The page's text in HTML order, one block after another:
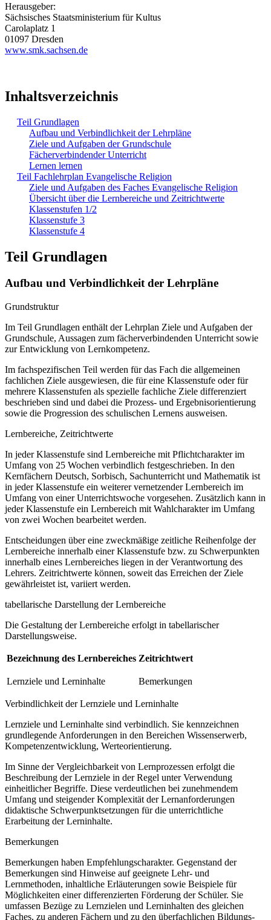
Herausgeber:
Sächsisches Staatsministerium für Kultus
Carolaplatz 1
01097 Dresden
www.smk.sachsen.de
Inhaltsverzeichnis
Teil Grundlagen
Aufbau und Verbindlichkeit der Lehrpläne
Ziele und Aufgaben der Grundschule
Fächerverbindender Unterricht
Lernen lernen
Teil Fachlehrplan Evangelische Religion
Ziele und Aufgaben des Faches Evangelische Religion
Übersicht über die Lernbereiche und Zeitrichtwerte
Klassenstufen 1/2
Klassenstufe 3
Klassenstufe 4
Teil Grundlagen
Aufbau und Verbindlichkeit der Lehrpläne
Grundstruktur
Im Teil Grundlagen enthält der Lehrplan Ziele und Aufgaben der
Grundschule, Aussagen zum fächerverbindenden Unterricht sowie
zur Entwicklung von Lernkompetenz.
Im fachspezifischen Teil werden für das Fach die allgemeinen
fachlichen Ziele ausgewiesen, die für eine Klassenstufe oder für
mehrere Klassenstufen als spezielle fachliche Ziele differenziert
beschrieben sind und dabei die Prozess- und Ergebnisorientierung
sowie die Progression des schulischen Lernens ausweisen.
Lernbereiche, Zeitrichtwerte
In jeder Klassenstufe sind Lernbereiche mit Pflichtcharakter im
Umfang von 25 Wochen verbindlich festgeschrieben. In den
Kernfächern Deutsch, Sorbisch, Sachunterricht und Mathematik ist
in jeder Klassenstufe ein weiterer vernetzender Lernbereich im
Umfang von einer Unterrichtswoche vorgesehen. Zusätzlich kann in
jeder Klassenstufe ein Lernbereich mit Wahlcharakter im Umfang
von zwei Wochen bearbeitet werden.
Entscheidungen über eine zweckmäßige zeitliche Reihenfolge der
Lernbereiche innerhalb einer Klassenstufe bzw. zu Schwerpunkten
innerhalb eines Lernbereiches liegen in der Verantwortung des
Lehrers. Zeitrichtwerte können, soweit das Erreichen der Ziele
gewährleistet ist, variiert werden.
tabellarische Darstellung der Lernbereiche
Die Gestaltung der Lernbereiche erfolgt in tabellarischer
Darstellungsweise.
Bezeichnung des Lernbereiches Zeitrichtwert
Lernziele und Lerninhalte Bemerkungen
Verbindlichkeit der Lernziele und Lerninhalte
Lernziele und Lerninhalte sind verbindlich. Sie kennzeichnen
grundlegende Anforderungen in den Bereichen Wissenserwerb,
Kompetenzentwicklung, Werteorientierung.
Im Sinne der Vergleichbarkeit von Lernprozessen erfolgt die
Beschreibung der Lernziele in der Regel unter Verwendung
einheitlicher Begriffe. Diese verdeutlichen bei zunehmendem
Umfang und steigender Komplexität der Lernanforderungen
didaktische Schwerpunktsetzungen für die unterrichtliche
Erarbeitung der Lerninhalte.
Bemerkungen
Bemerkungen haben Empfehlungscharakter. Gegenstand der
Bemerkungen sind Hinweise auf geeignete Lehr- und
Lernmethoden, inhaltliche Erläuterungen sowie Beispiele für
Möglichkeiten einer differenzierten Förderung der Schüler. Sie
umfassen Bezüge zu Lernzielen und Lerninhalten des gleichen
Faches, zu anderen Fächern und zu den überfachlichen Bildungs-